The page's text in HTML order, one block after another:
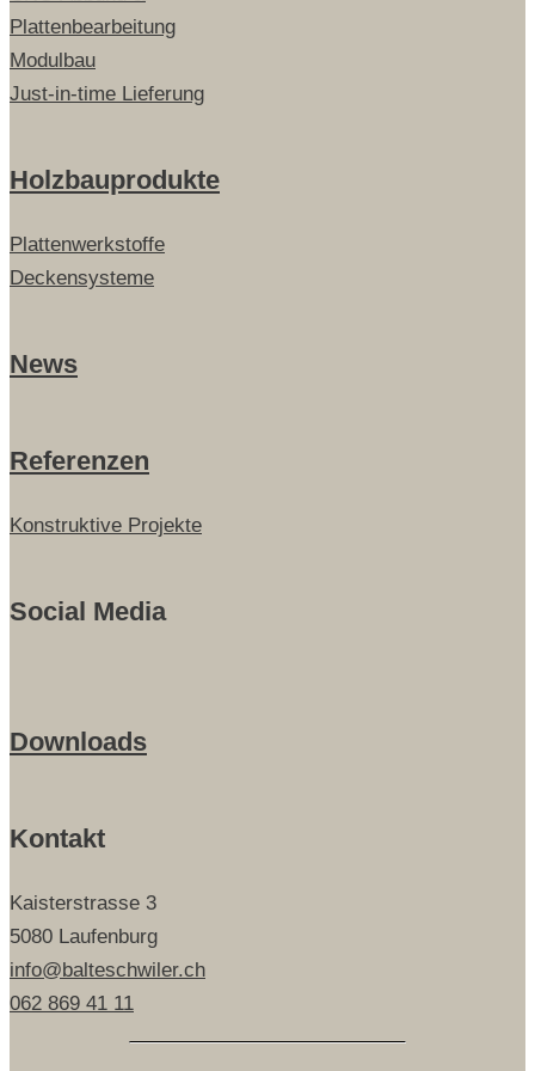
Plattenbearbeitung
Modulbau
Just-in-time Lieferung
Holzbauprodukte
Plattenwerkstoffe
Deckensysteme
News
Referenzen
Konstruktive Projekte
Social Media
Downloads
Kontakt
Kaisterstrasse 3
5080 Laufenburg
info@balteschwiler.ch
062 869 41 11